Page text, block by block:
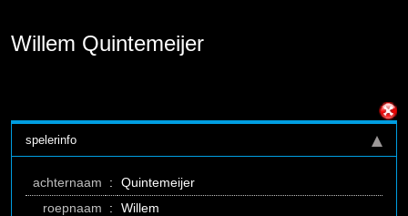
Willem Quintemeijer
spelerinfo
achternaam :
Quintemeijer
roepnaam
:
Willem